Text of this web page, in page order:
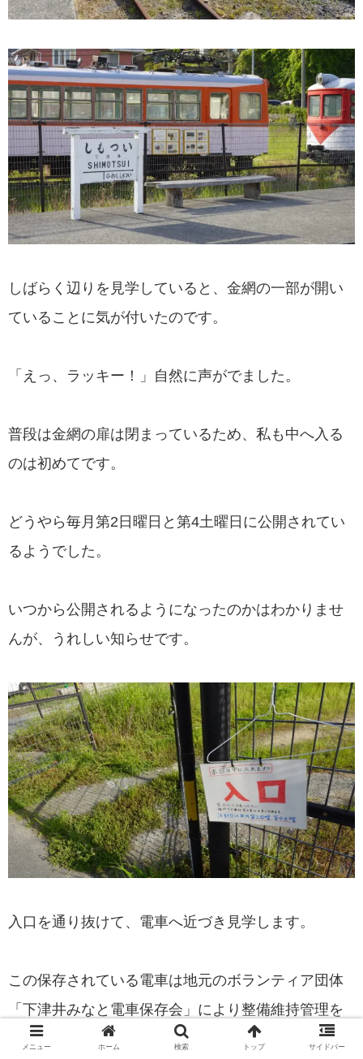
しばらく辺りを見学していると、金網の一部が開い
ていることに気が付いたのです。
「えっ、ラッキー！」自然に声がでました。
普段は金網の扉は閉まっているため、私も中へ入る
のは初めてです。
どうやら毎月第2日曜日と第4土曜日に公開されてい
るようでした。
いつから公開されるようになったのかはわかりませ
んが、うれしい知らせです。
入口を通り抜けて、電車へ近づき見学します。
この保存されている電車は地元のボランティア団体
「下津井みなと電車保存会」により整備維持管理を
行なっているそうです。
メニュー ホーム 検索 トップ サイドバー